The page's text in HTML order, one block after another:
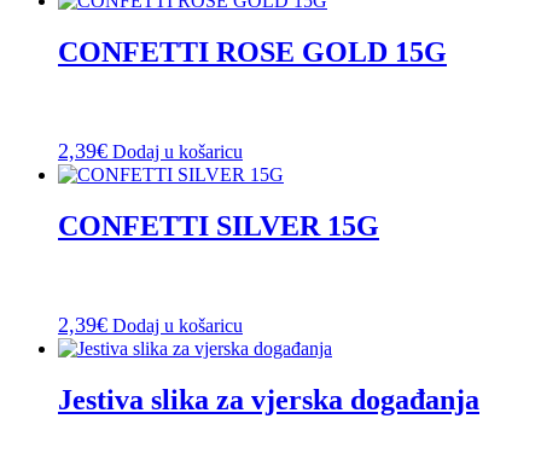
CONFETTI ROSE GOLD 15G
2,39€ Dodaj u košaricu
CONFETTI SILVER 15G
2,39€ Dodaj u košaricu
Jestiva slika za vjerska događanja